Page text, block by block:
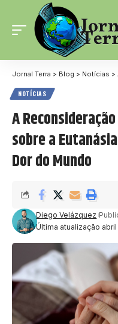
Jornal Terra > Blog > Notícias >
NOTÍCIAS
A
sobre a
Dor do Mundo
Última atualização abril
Diego Velázquez